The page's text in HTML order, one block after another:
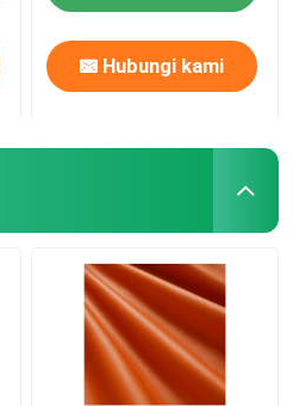
Hubungi kami